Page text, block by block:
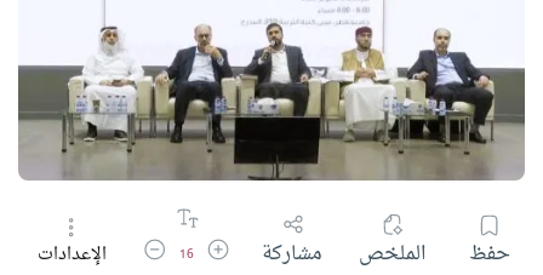
حفظ الملخص مشاركة زيادة حجم الخط
16 تقليل حجم الخط
الإعدادات